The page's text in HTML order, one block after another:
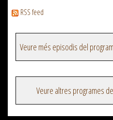
RSS feed
Veure altres programes